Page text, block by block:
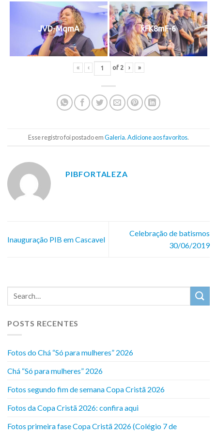
JVD-MqmA kFK8mF-6
« ‹ of 2 › »
Esse registro foi postado emGaleria.Adicione aos favoritos.
PIBFORTALEZA
Inauguração PIB em Cascavel
Celebração de batismos
30/06/2019
POSTS RECENTES
Fotos do Chá “Só para mulheres” 2026
Chá “Só para mulheres” 2026
Fotos segundo fim de semana Copa Cristã 2026
Fotos da Copa Cristã 2026: confira aqui
Fotos primeira fase Copa Cristã 2026 (Colégio 7 de